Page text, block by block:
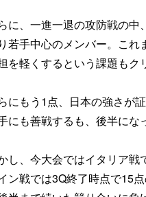
に、一進一退の攻防戦の
若手中心のメンバー。こ
を軽くするという課題もク
にもう1点、日本の強さが
にも善戦するも、後半にな
し、今大会ではイタリア
ン戦では3Q終了時点で15